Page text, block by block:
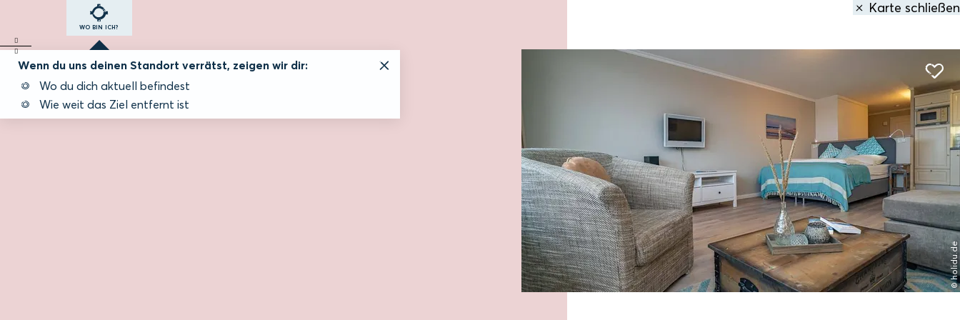
WO BIN ICH?
Wenn du uns deinen Standort verrätst, zeigen wir dir:
Wo du dich aktuell befindest
Wie weit das Ziel entfernt ist
Karte schließen
Es wurden1 Treffer
Entfernung anzeigen
© holidu.de